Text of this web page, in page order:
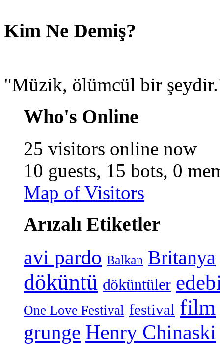
Kim Ne Demiş?
"Müzik, ölümcül bir
Who's Online
25 visitors online now
10 guests, 15 bots, 0
Map of Visitors
Arızalı Etiketler
avi pardo Balkan Britanya
döküntü döküntüler
One Love Festival festival film
grunge Henry Chinaski